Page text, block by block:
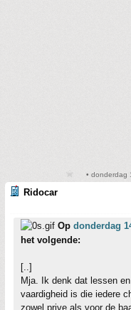
• donderdag
Ridocar
Op donderdag
het volgende:
[..]
Mja. Ik denk dat lessen
vaardigheid is die iedere
zowel prive als voor de